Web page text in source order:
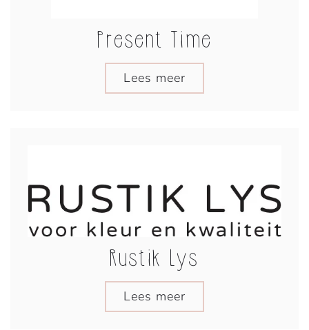
Present Time
Lees meer
Rustik Lys
Lees meer